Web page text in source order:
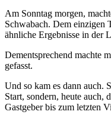
Am Sonntag morgen,
Schwabach. Dem einzigen
ähnliche Ergebnisse in der
Dementsprechend machte
gefasst.
Und so kam es dann auch.
Start, sondern, heute auch,
Gastgeber bis zum letzten